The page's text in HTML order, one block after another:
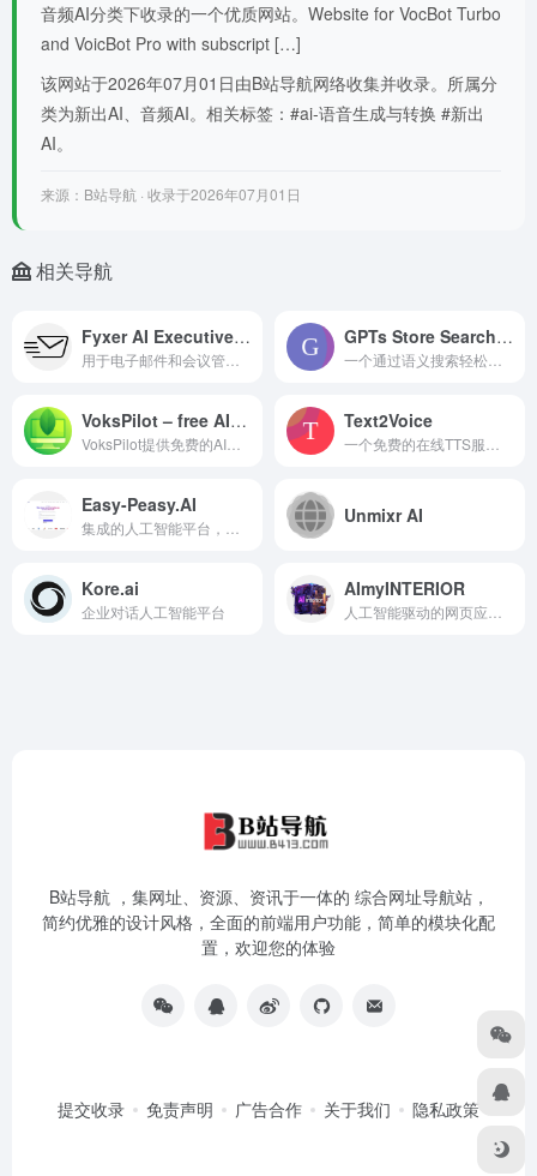
音频AI分类下收录的一个优质网站。Website for VocBot Turbo
and VoicBot Pro with subscript […]
该网站于2026年07月01日由B站导航网络收集并收录。所属分
类为新出AI、音频AI。相关标签：#ai-语音生成与转换 #新出
AI。
来源：B站导航 · 收录于2026年07月01日
相关导航
Fyxer AI Executive Assistant GPTs Store Search and Favorite GPTs
VoksPilot – free AI audio guides Text2Voice
Easy-Peasy.AI Unmixr AI
Kore.ai
企业对话人工智能平台
AImyINTERIOR
B站导航 ，集网址、资源、资讯于一体的 综合网址导航站，
简约优雅的设计风格，全面的前端用户功能，简单的模块化配
置，欢迎您的体验
提交收录 免责声明 广告合作 关于我们 隐私政策